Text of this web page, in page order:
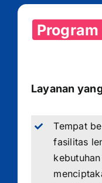
Layanan
Tempat
fasilitas